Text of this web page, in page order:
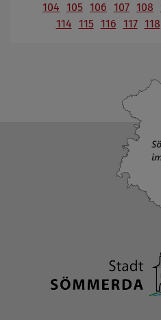
104 105 106 107 108
114 115 116 117 118